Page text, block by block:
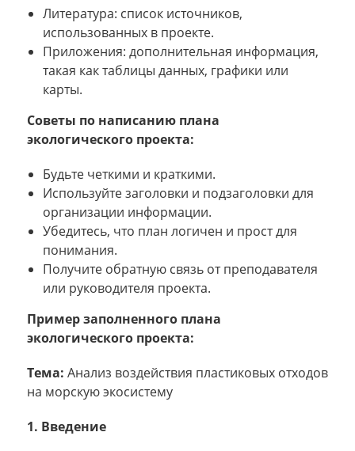
Литература: список источников,
использованных в проекте.
Приложения: дополнительная информация,
такая как таблицы данных, графики или
карты.
Советы по написанию плана
экологического проекта:
Будьте четкими и краткими.
Используйте заголовки и подзаголовки для
организации информации.
Убедитесь, что план логичен и прост для
понимания.
Получите обратную связь от преподавателя
или руководителя проекта.
Пример заполненного плана
экологического проекта:
Тема: Анализ воздействия пластиковых отходов
на морскую экосистему
1. Введение